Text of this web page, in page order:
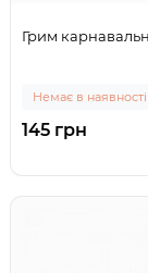
Грим
Немає в наявності
145 грн